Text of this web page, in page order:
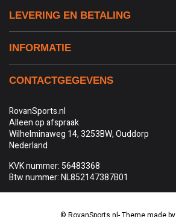
LEVERING EN BETALING
INFORMATIE
CONTACTGEGEVENS
RovanSports.nl
Alleen op afspraak
Wilhelminaweg 14, 3253BW, Ouddorp
Nederland
KVK nummer: 56483368
Btw nummer: NL852147387B01